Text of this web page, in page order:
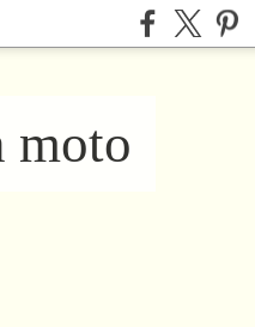
moto